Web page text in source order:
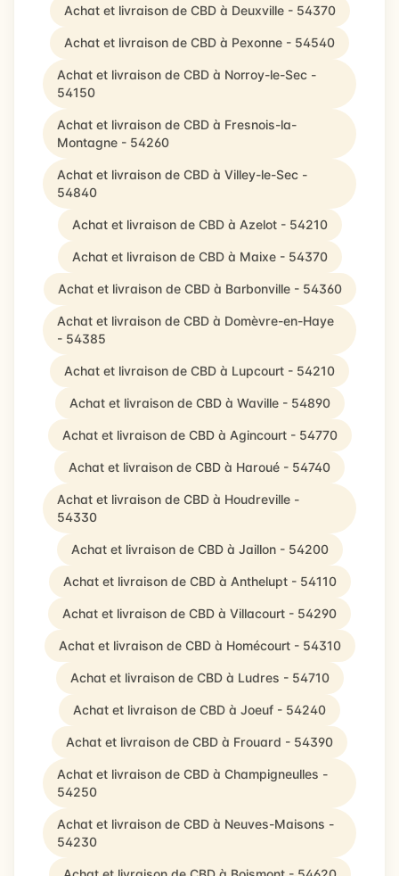
Achat et livraison de CBD à Deuxville - 54370
Achat et livraison de CBD à Pexonne - 54540
Achat et livraison de CBD à Norroy-le-Sec -
54150
Achat et livraison de CBD à Fresnois-la-
Montagne - 54260
Achat et livraison de CBD à Villey-le-Sec -
54840
Achat et livraison de CBD à Azelot - 54210
Achat et livraison de CBD à Maixe - 54370
Achat et livraison de CBD à Barbonville - 54360
Achat et livraison de CBD à Domèvre-en-Haye
- 54385
Achat et livraison de CBD à Lupcourt - 54210
Achat et livraison de CBD à Waville - 54890
Achat et livraison de CBD à Agincourt - 54770
Achat et livraison de CBD à Haroué - 54740
Achat et livraison de CBD à Houdreville -
54330
Achat et livraison de CBD à Jaillon - 54200
Achat et livraison de CBD à Anthelupt - 54110
Achat et livraison de CBD à Villacourt - 54290
Achat et livraison de CBD à Homécourt - 54310
Achat et livraison de CBD à Ludres - 54710
Achat et livraison de CBD à Joeuf - 54240
Achat et livraison de CBD à Frouard - 54390
Achat et livraison de CBD à Champigneulles -
54250
Achat et livraison de CBD à Neuves-Maisons -
54230